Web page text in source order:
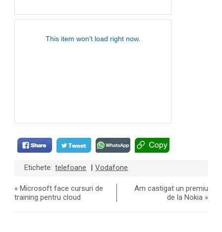
Etichete: telefoane Vodafone
«Microsoft face cursuri de
training pentru cloud
Am castigat un premiu
de la Nokia »